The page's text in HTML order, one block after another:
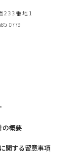
233番地1
0779
の概要
関する留意事項